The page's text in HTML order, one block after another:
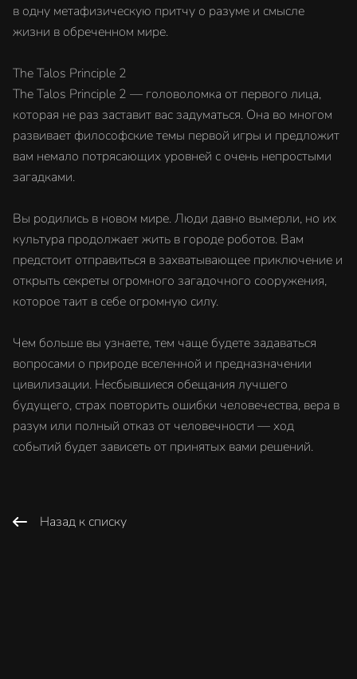
в одну метафизическую притчу о разуме и смысле
жизни в обреченном мире.
The Talos Principle 2
The Talos Principle 2 — головоломка от первого лица,
которая не раз заставит вас задуматься. Она во многом
развивает философские темы первой игры и предложит
вам немало потрясающих уровней с очень непростыми
загадками.
Вы родились в новом мире. Люди давно вымерли, но их
культура продолжает жить в городе роботов. Вам
предстоит отправиться в захватывающее приключение и
открыть секреты огромного загадочного сооружения,
которое таит в себе огромную силу.
Чем больше вы узнаете, тем чаще будете задаваться
вопросами о природе вселенной и предназначении
цивилизации. Несбывшиеся обещания лучшего
будущего, страх повторить ошибки человечества, вера в
разум или полный отказ от человечности — ход
событий будет зависеть от принятых вами решений.
Назад к списку